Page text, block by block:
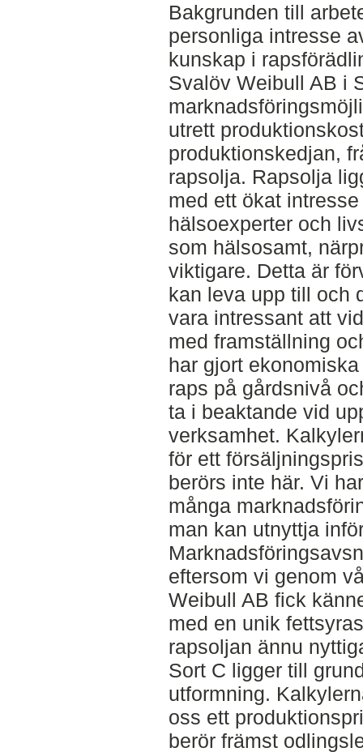
Bakgrunden till
personliga intresse
kunskap i
Svalöv Weibull AB i
utrett
produktionskedjan,
rapsolja. Rapsolja
med ett ökat
hälsoexperter och
som hälsosamt,
viktigare. Detta är
kan leva upp till och
vara intressant att
med framställning
har gjort
raps på gårdsnivå
ta i beaktande vid
verksamhet.
för ett
berörs inte här. Vi
många
man kan utnyttja
eftersom vi genom
Weibull AB fick
med en unik
rapsoljan ännu
Sort C ligger till
utformning.
oss ett
berör främst